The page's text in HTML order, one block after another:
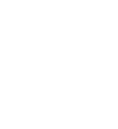
sănătății,
ul, să
la timp — în
verificați și
rețelele